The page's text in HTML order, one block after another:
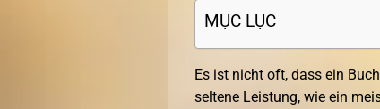
MỤC LỤC
Es ist nicht oft, dass ein
seltene Leistung, wie ein